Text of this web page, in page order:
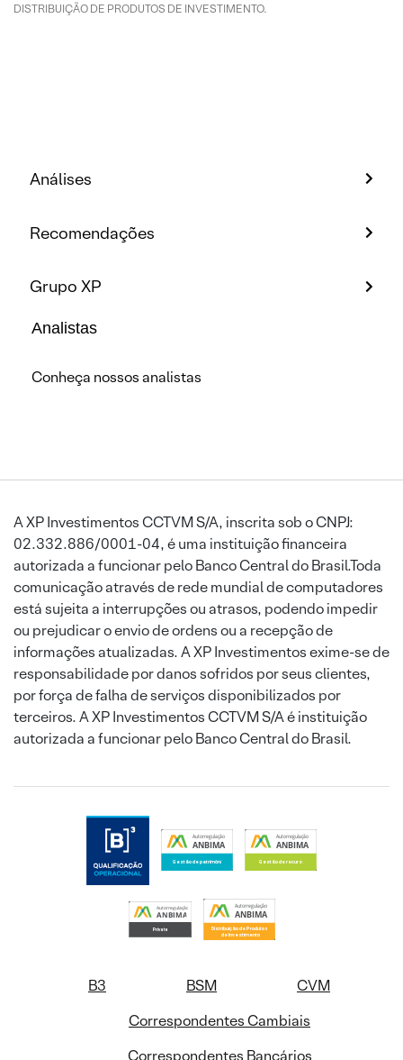
DISTRIBUIÇÃO DE PRODUTOS DE INVESTIMENTO.
Análises
Recomendações
Grupo XP
Analistas
Conheça nossos analistas
A XP Investimentos CCTVM S/A, inscrita sob o CNPJ:
02.332.886/0001-04, é uma instituição financeira
autorizada a funcionar pelo Banco Central do Brasil.Toda
comunicação através de rede mundial de computadores
está sujeita a interrupções ou atrasos, podendo impedir
ou prejudicar o envio de ordens ou a recepção de
informações atualizadas. A XP Investimentos exime-se de
responsabilidade por danos sofridos por seus clientes,
por força de falha de serviços disponibilizados por
terceiros. A XP Investimentos CCTVM S/A é instituição
autorizada a funcionar pelo Banco Central do Brasil.
B3 BSM
CVM
Correspondentes Cambiais
Correspondentes Bancários